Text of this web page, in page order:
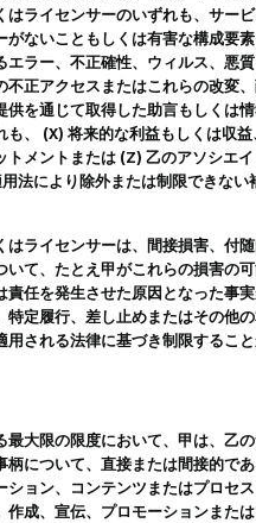
はライセンサーのいずれも、サー
がないこともしくは有害な構成要
エラー、不正確性、ウィルス、悪
不正アクセスまたはこれらの改変
供を通じて取得した助言もしくは
も、 (X) 将来的な利益もしくは収
トメントまたは (Z) 乙のアソシエ
法により除外または制限できな
ライセンサーは、間接損害、付
いて、たとえ甲がこれらの損害の
責任を発生させた原因となった事
特定履行、差し止めまたはその他
される法律に基づき制限するこ
最大限の限度において、甲は、乙
柄について、直接または間接的で
ション、コンテンツまたはプロセ
作成、宣伝、プロモーションまた